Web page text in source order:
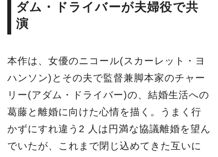
ダム・ドライバーが夫婦役で共
演
本作は、女優のニコール(スカーレット・ヨ
ハンソン)とその夫で監督兼脚本家のチャー
リー(アダム・ドライバー)の、結婚生活への
葛藤と離婚に向けた心情を描く。うまく行
かずにすれ違う2 人は円満な協議離婚を望ん
でいたが、これまで閉じ込めてきた互いに